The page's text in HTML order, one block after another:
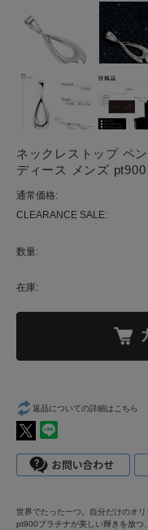
ネックレストップ ペ
ディース メンズ
通常価格:
CLEARANCE SALE:
数量:
在庫:
返品についての詳細はこちら
世界でたった一つ。自分だけのオリ
pt900プラチナが美しい輝きを放つ